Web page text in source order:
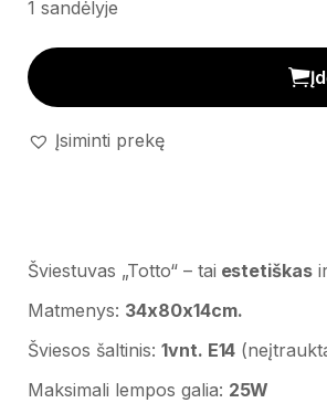
1 sandėlyje
Šviestuvas 'Totto' kiekis
Įsiminti prekę
Šviestuvas „Totto“ – tai estetiškas
Matmenys: 34x80x14cm.
Šviesos šaltinis: 1vnt. E14
Maksimali lempos galia: 25W